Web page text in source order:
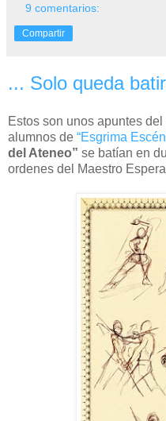
9 comentarios:
Compartir
... Solo queda
Estos son unos apuntes
alumnos de “Esgrima
del Ateneo” se batían en
ordenes del Maestro